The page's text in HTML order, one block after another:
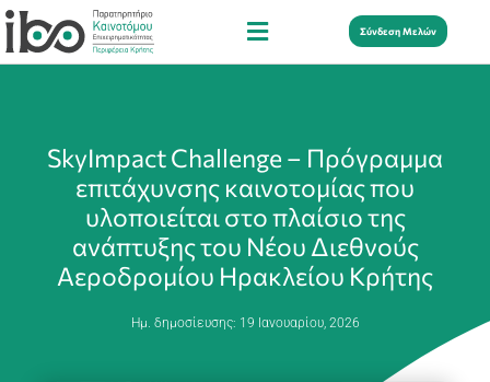
Σύνδεση Μελών
SkyImpact Challenge – Πρόγραμμα
επιτάχυνσης καινοτομίας που
υλοποιείται στο πλαίσιο της
ανάπτυξης του Νέου Διεθνούς
Αεροδρομίου Ηρακλείου Κρήτης
Ημ. δημοσίευσης: 19 Ιανουαρίου, 2026